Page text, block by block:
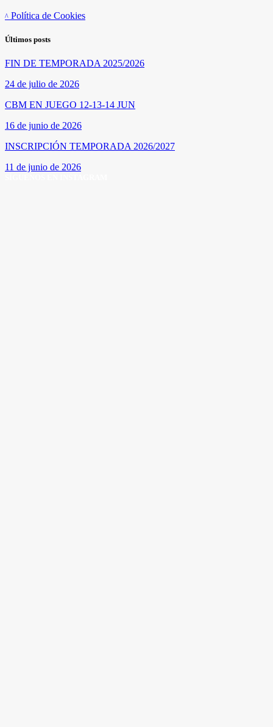
Política de Cookies
Últimos posts
FIN DE TEMPORADA 2025/2026
24 de julio de 2026
CBM EN JUEGO 12-13-14 JUN
16 de junio de 2026
INSCRIPCIÓN TEMPORADA 2026/2027
11 de junio de 2026